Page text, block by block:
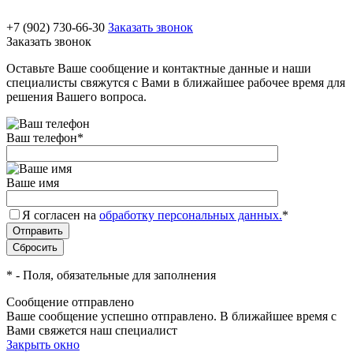
+7 (902) 730-66-30 Заказать звонок
Заказать звонок
Оставьте Ваше сообщение и контактные данные и наши
специалисты свяжутся с Вами в ближайшее рабочее время для
решения Вашего вопроса.
Ваш телефон*
Ваше имя
Я согласен на обработку персональных данных.*
* - Поля, обязательные для заполнения
Сообщение отправлено
Ваше сообщение успешно отправлено. В ближайшее время с
Вами свяжется наш специалист
Закрыть окно